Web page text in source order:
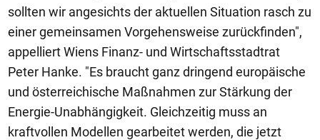
sollten wir angesichts der aktuellen Situation rasch zu
einer gemeinsamen Vorgehensweise zurückfinden",
appelliert Wiens Finanz- und Wirtschaftsstadtrat
Peter Hanke. "Es braucht ganz dringend europäische
und österreichische Maßnahmen zur Stärkung der
Energie-Unabhängigkeit. Gleichzeitig muss an
kraftvollen Modellen gearbeitet werden, die jetzt